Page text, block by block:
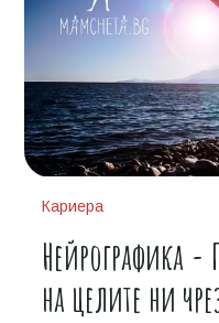
Кариера
Нейрографика -
на целите ни